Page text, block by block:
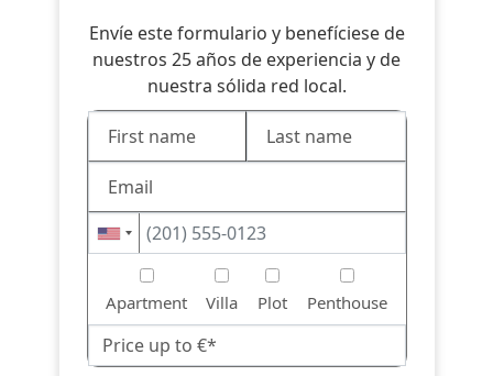
Envíe este formulario y benefíciese de
nuestros 25 años de experiencia y de
nuestra sólida red local.
Apartment Villa Plot Penthouse